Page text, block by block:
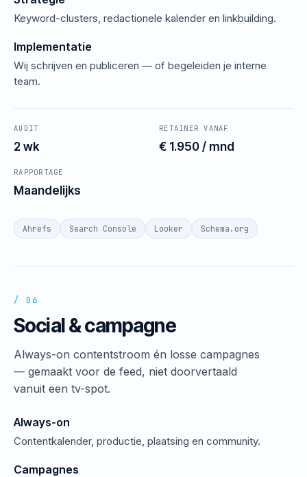
Keyword-clusters, redactionele kalender en linkbuilding.
Implementatie
Wij schrijven en publiceren — of begeleiden je interne
team.
AUDIT
2 wk
RETAINER VANAF
€ 1.950 / mnd
RAPPORTAGE
Maandelijks
Ahrefs Search Console Looker Schema.org
/ 06
Social & campagne
Always-on contentstroom én losse campagnes
— gemaakt voor de feed, niet doorvertaald
vanuit een tv-spot.
Always-on
Contentkalender, productie, plaatsing en community.
Campagnes